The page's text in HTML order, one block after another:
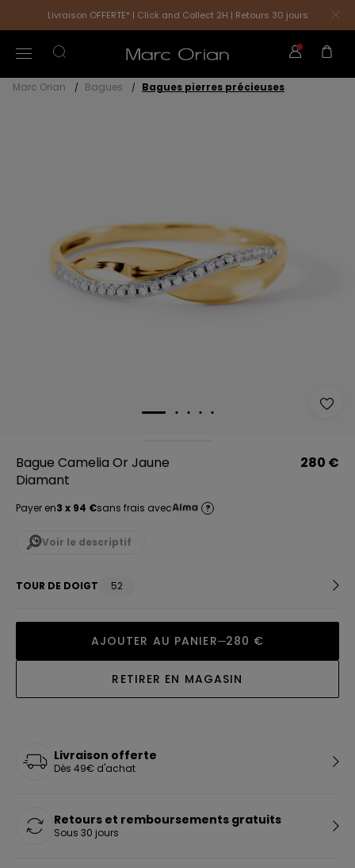
Livraison OFFERTE* | Click and Collect 2H | Retours 30 jours
Marc Orian Bagues Bagues pierres précieuses
Bague Camelia Or Jaune
Diamant
280 €
Payer en3 x 94 €sans frais avec ?
Voir le descriptif
TOUR DE DOIGT 52
AJOUTER AU PANIER 280 €
RETIRER EN MAGASIN
Livraison offerte
Dès 49€ d'achat
Retours et remboursements gratuits
Sous 30 jours